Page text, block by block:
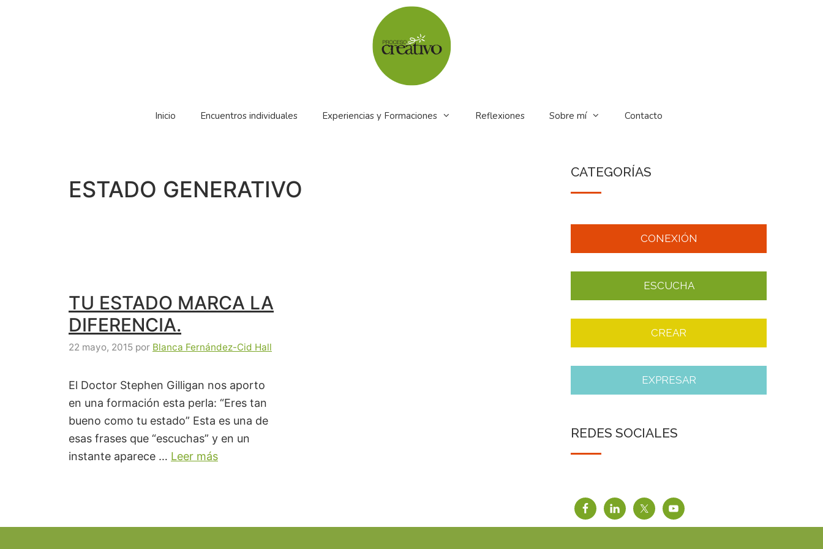
Inicio Encuentros individuales Experiencias y Formaciones Reflexiones Sobre mí Contacto
ESTADO GENERATIVO
TU ESTADO MARCA LA
DIFERENCIA.
22 mayo, 2015 por Blanca Fernández-Cid Hall
El Doctor Stephen Gilligan nos aporto
en una formación esta perla: “Eres tan
bueno como tu estado” Esta es una de
esas frases que “escuchas” y en un
instante aparece … Leer más
CATEGORÍAS
CONEXIÓN
ESCUCHA
CREAR
EXPRESAR
REDES SOCIALES